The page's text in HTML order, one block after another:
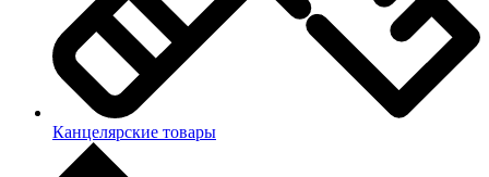
Канцелярские товары